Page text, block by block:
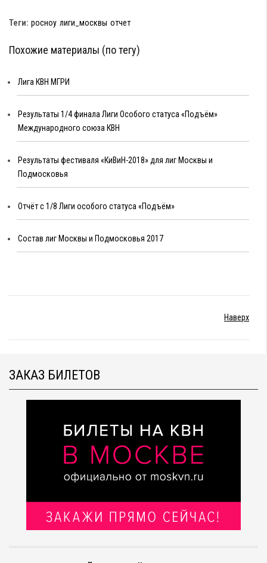
Теги: росноу лиги_москвы отчет
Похожие материалы (по тегу)
Лига КВН МГРИ
Результаты 1/4 финала Лиги Особого статуса «Подъём»
Международного союза КВН
Результаты фестиваля «КиВиН-2018» для лиг Москвы и
Подмосковья
Отчёт с 1/8 Лиги особого статуса «Подъём»
Состав лиг Москвы и Подмосковья 2017
Наверх
ЗАКАЗ БИЛЕТОВ